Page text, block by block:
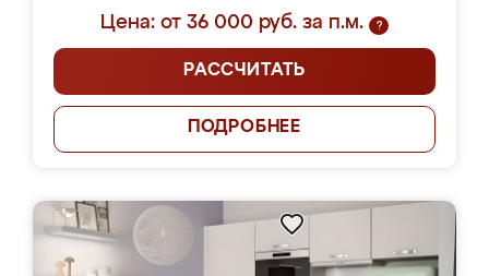
Цена: от 36 000 руб. за п.м.
?
РАССЧИТАТЬ
ПОДРОБНЕЕ